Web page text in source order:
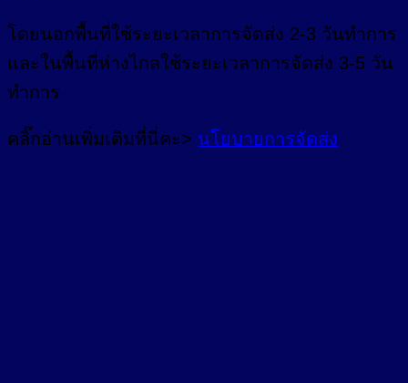
โดยนอกพื้นที่ใช้ระยะเวลาการจัดส่ง 2-3 วันทำการ
และในพื้นที่ห่างไกลใช้ระยะเวลาการจัดส่ง 3-5 วัน
ทำการ
คลิ๊กอ่านเพิ่มเติมที่นี่คะ> นโยบายการจัดส่ง